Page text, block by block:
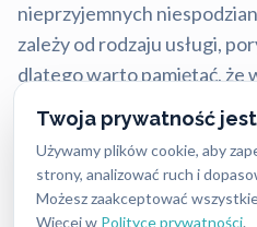
Twoja prywatność
Używamy plików cookie, aby
strony, analizować ruch i
Możesz zaakceptować
Więcej w Polityce prywatności.
nieprzyjemnych
zależy od rodzaju usługi,
dlatego warto pamiętać, że
mogą się nieco różnić.
Mimo tych różnic nasze
i często niższe niż u
najwyższej jakości i